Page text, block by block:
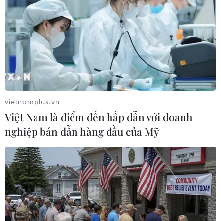
Việt Nam có đầy đủ cơ sở khẳng định
chủ quyền với Trường Sa, Hoàng Sa
10/06/2023 10:59
Đất Tổ Vua Hùng chung tay xây dựng
Trường Sa thành quần đảo xanh
09/06/2023 12:20
Cơ hội đến thăm Trường Sa khi thi
tìm hiểu Nghị quyết Đại hội Đoàn
09/06/2023 06:34
Trường Sa linh thiêng và tự hào
vietnamplus.vn
Việt Nam là điểm đến hấp dẫn với doanh
nghiệp bán dẫn hàng đầu của Mỹ